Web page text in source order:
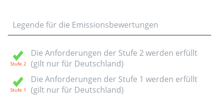
Legende für die Emissionsbewertungen
Die Anforderungen der Stufe 2 werden erfüllt
(gilt nur für Deutschland)
Die Anforderungen der Stufe 1 werden erfüllt
(gilt nur für Deutschland)